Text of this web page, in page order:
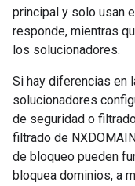
principal y solo usan
responde, mientras
los solucionadores.
Si hay diferencias en
solucionadores
de seguridad o
filtrado de
de bloqueo pueden
bloquea dominios, a